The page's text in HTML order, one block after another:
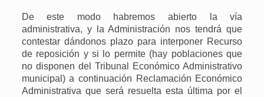
De este modo habremos abierto la vía
administrativa, y la Administración nos tendrá que
contestar dándonos plazo para interponer Recurso
de reposición y si lo permite (hay poblaciones que
no disponen del Tribunal Económico Administrativo
municipal) a continuación Reclamación Económico
Administrativa que será resuelta esta última por el